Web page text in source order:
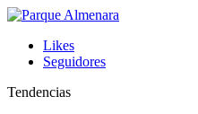
Likes
Seguidores
Tendencias